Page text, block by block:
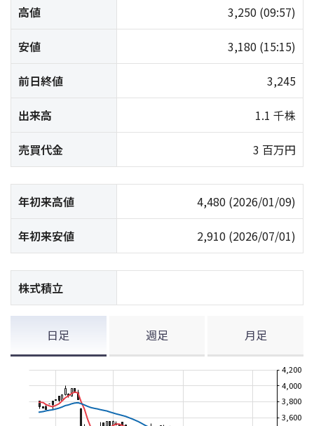
高値 3,250 (09:57)
安値 3,180 (15:15)
前日終値 3,245
出来高 1.1 千株
売買代金 3 百万円
年初来高値 4,480 (2026/01/09)
年初来安値 2,910 (2026/07/01)
株式積立
日足 週足 月足
3,600
3,800
4,000
4,200